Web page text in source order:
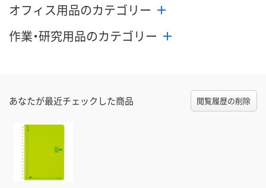
オフィス用品のカテゴリー
作業・研究用品のカテゴリー
あなたが最近チェックした商品 閲覧履歴の削除